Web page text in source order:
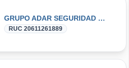
GRUPO ADAR SEGURIDAD INDUSTRIAL Y VIAL E.I.R.L.
RUC 20611261889